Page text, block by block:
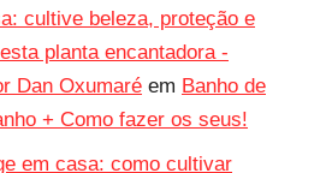
cultive beleza, proteção e
planta encantadora -
Dan Oxumaré em Banho de
+ Como fazer os seus!
em casa: como cultivar